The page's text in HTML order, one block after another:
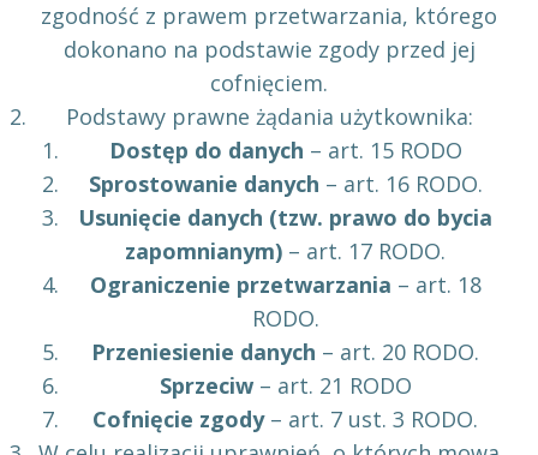
zgodność z prawem przetwarzania, którego
dokonano na podstawie zgody przed jej
cofnięciem.
Podstawy prawne żądania użytkownika:
Dostęp do danych – art. 15 RODO
Sprostowanie danych – art. 16 RODO.
Usunięcie danych (tzw. prawo do bycia
zapomnianym) – art. 17 RODO.
Ograniczenie przetwarzania – art. 18
RODO.
Przeniesienie danych – art. 20 RODO.
Sprzeciw– art. 21 RODO
Cofnięcie zgody– art. 7 ust. 3 RODO.